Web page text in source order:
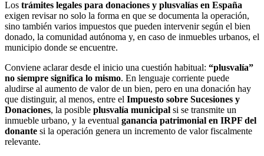
Los trámites legales para donaciones y plusvalías en España
exigen revisar no solo la forma en que se documenta la operación,
sino también varios impuestos que pueden intervenir según el bien
donado, la comunidad autónoma y, en caso de inmuebles urbanos, el
municipio donde se encuentre.
Conviene aclarar desde el inicio una cuestión habitual: “plusvalía”
no siempre significa lo mismo. En lenguaje corriente puede
aludirse al aumento de valor de un bien, pero en una donación hay
que distinguir, al menos, entre el Impuesto sobre Sucesiones y
Donaciones, la posible plusvalía municipal si se transmite un
inmueble urbano, y la eventual ganancia patrimonial en IRPF del
donante si la operación genera un incremento de valor fiscalmente
relevante.